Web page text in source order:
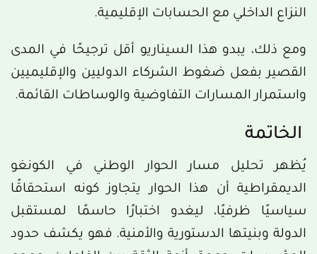
النزاع الداخلي مع الحسابات الإقليمية.
ومع ذلك، يبدو هذا السيناريو أقل ترجيحًا في المدى
القصير بفعل ضغوط الشركاء الدوليين والإقليميين
واستمرار المسارات التفاوضية والوساطات القائمة.
الخاتمة
يُظهر تحليل مسار الحوار الوطني في الكونغو
الديمقراطية أن هذا الحوار يتجاوز كونه استحقاقًا
سياسيًا ظرفيًا، ليغدو اختبارًا حاسمًا لمستقبل
الدولة وبنيتها الدستورية والأمنية. فهو يكشف حدود